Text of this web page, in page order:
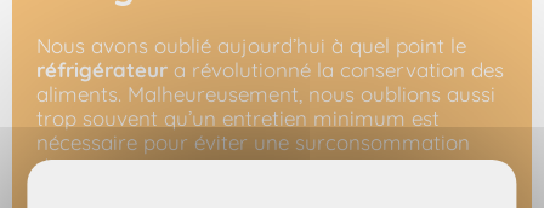
Nous avons oublié aujourd’hui à quel point le
réfrigérateur a révolutionné la conservation des
aliments. Malheureusement, nous oublions aussi
trop souvent qu’un entretien minimum est
nécessaire pour éviter une surconsommation
d’énergie et préserver notre santé.